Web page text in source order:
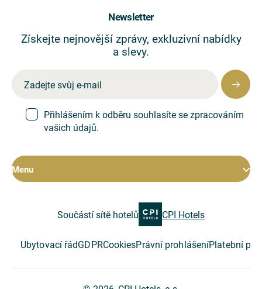
Menu
Konference
Newsletter
Získejte nejnovější zprávy, exkluzivní nabídky
a slevy.
Přihlášením k odběru souhlasíte se zpracováním
vašich údajů.
Ubytovací řádGDPRCookiesPrávní prohlášeníPlatební
Součástí sítě hotelů CPI Hotels